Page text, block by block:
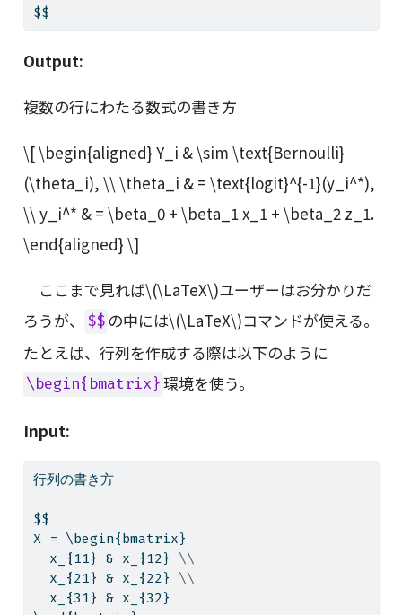
$$
Output:
複数の行にわたる数式の書き方
\[ \begin{aligned} Y_i & \sim \text{Bernoulli}
(\theta_i), \\ \theta_i & = \text{logit}^{-1}(y_i^*),
\\ y_i^* & = \beta_0 + \beta_1 x_1 + \beta_2 z_1.
\end{aligned} \]
ここまで見れば\(\LaTeX\)ユーザーはお分かりだ
ろうが、
$$の中には\(\LaTeX\)コマンドが使える。
たとえば、行列を作成する際は以下のように
\begin{bmatrix} 環境を使う。
Input:
行列の書き方
$$
X = \begin{bmatrix}
  x_{11} & x_{12}
\\
  x_{21} & x_{22}
\\
  x_{31} & x_{32}